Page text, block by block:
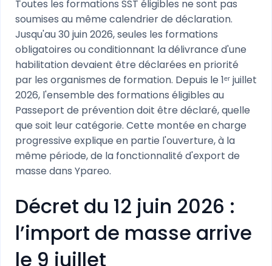
Toutes les formations SST éligibles ne sont pas
soumises au même calendrier de déclaration.
Jusqu'au 30 juin 2026, seules les formations
obligatoires ou conditionnant la délivrance d'une
habilitation devaient être déclarées en priorité
par les organismes de formation. Depuis le 1ᵉʳ juillet
2026, l'ensemble des formations éligibles au
Passeport de prévention doit être déclaré, quelle
que soit leur catégorie. Cette montée en charge
progressive explique en partie l'ouverture, à la
même période, de la fonctionnalité d'export de
masse dans Ypareo.
Décret du 12 juin 2026 :
l’import de masse arrive
le 9 juillet